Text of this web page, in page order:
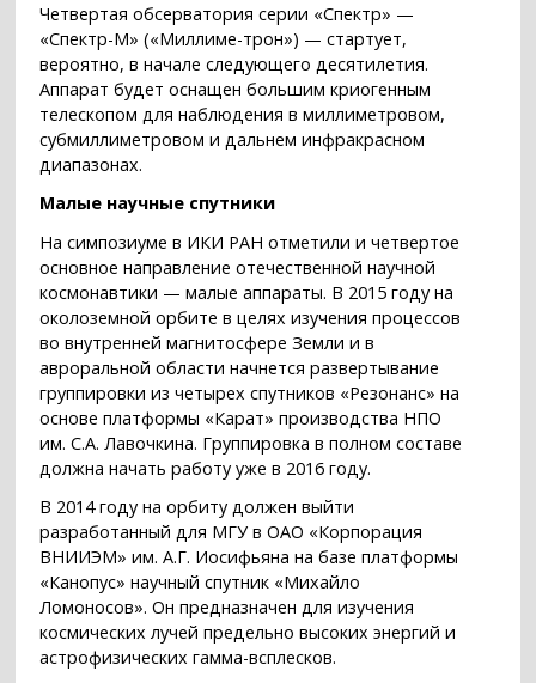
Четвертая обсерватория серии «Спектр» —
«Спектр-М» («Миллиме-трон») — стартует,
вероятно, в начале следующего десятилетия.
Аппарат будет оснащен большим криогенным
телескопом для наблюдения в миллиметровом,
субмиллиметровом и дальнем инфракрасном
диапазонах.
Малые научные спутники
На симпозиуме в ИКИ РАН отметили и четвертое
основное направление отечественной научной
космонавтики — малые аппараты. В 2015 году на
околоземной орбите в целях изучения процессов
во внутренней магнитосфере Земли и в
авроральной области начнется развертывание
группировки из четырех спутников «Резонанс» на
основе платформы «Карат» производства НПО
им. С.А. Лавочкина. Группировка в полном составе
должна начать работу уже в 2016 году.
В 2014 году на орбиту должен выйти
разработанный для МГУ в ОАО «Корпорация
ВНИИЭМ» им. А.Г. Иосифьяна на базе платформы
«Канопус» научный спутник «Михайло
Ломоносов». Он предназначен для изучения
космических лучей предельно высоких энергий и
астрофизических гамма-всплесков.